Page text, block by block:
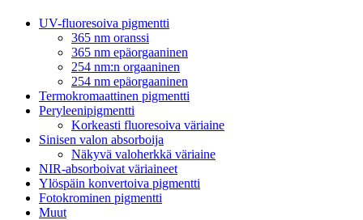
UV-fluoresoiva pigmentti
365 nm oranssi
365 nm epäorgaaninen
254 nm:n orgaaninen
254 nm epäorgaaninen
Termokromaattinen pigmentti
Peryleenipigmentti
Korkeasti fluoresoiva väriaine
Sinisen valon absorboija
Näkyvä valoherkkä väriaine
NIR-absorboivat väriaineet
Ylöspäin konvertoiva pigmentti
Fotokrominen pigmentti
Muut